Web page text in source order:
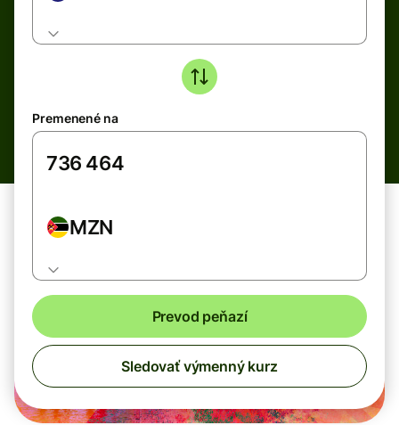
Premenené na
MZN
Prevod peňazí
Sledovať výmenný kurz